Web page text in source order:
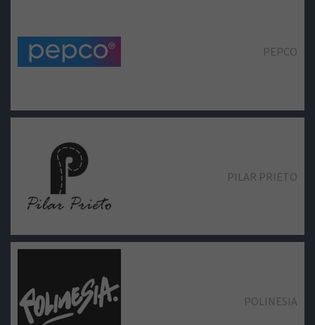
PEPCO
PILAR PRIETO
POLINESIA